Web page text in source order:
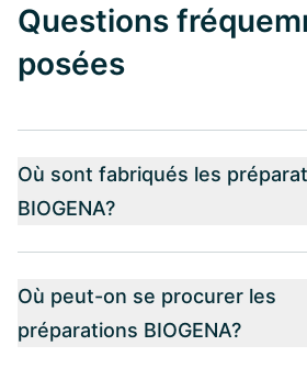
Questions
posées
Où sont fabriqués les
BIOGENA?
Où peut-on se procurer les
préparations BIOGENA?